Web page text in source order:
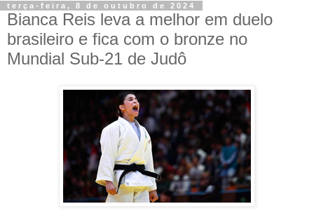
terça-feira, 8 de outubro de 2024
Bianca Reis leva a melhor em duelo
brasileiro e fica com o bronze no
Mundial Sub-21 de Judô